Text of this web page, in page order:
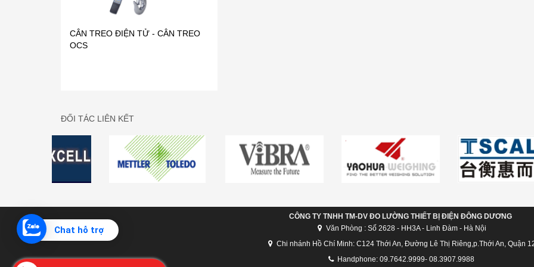
CÂN TREO METTLER - TOLEDO
ĐỐI TÁC LIÊN KẾT
CÔNG TY TNHH TM-DV ĐO LƯỜNG THIẾT BỊ ĐIỆN ĐÔNG DƯƠNG
Văn Phòng : Số 2628 - HH3A - Linh Đàm - Hà Nội
Chi nhánh Hồ Chí Minh: C124 Thới An, Đường Lê Thị Riêng,p.Thới An, Quận
Handphone: 09.7642.9999- 08.3907.9988
Chat hỗ trợ